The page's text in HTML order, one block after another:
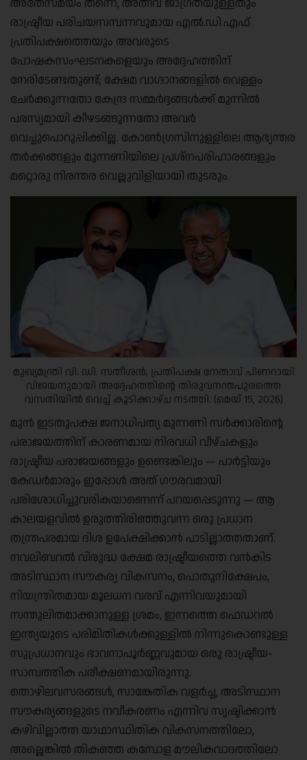
അതേസമയം തന്നെ, അതീവ ജാഗ്രതയുള്ളതും
രാഷ്ട്രീയ പരിചയസമ്പന്നവുമായ എൽ.ഡി.എഫ്
പ്രതിപക്ഷത്തെയും അവരുടെ
പോഷകസംഘടനകളെയും അദ്ദേഹത്തിന്
നേരിടേണ്ടതുണ്ട്; ക്ഷേമ വാഗ്ദാനങ്ങളിൽ വെള്ളം
ചേർക്കുന്നതോ കേന്ദ്ര സമ്മർദ്ദങ്ങൾക്ക് മുന്നിൽ
പരസ്യമായി കീഴടങ്ങുന്നതോ അവർ
വെച്ചുപൊറുപ്പിക്കില്ല. കോൺഗ്രസിനുള്ളിലെ ആഭ്യന്തര
തർക്കങ്ങളും മുന്നണിയിലെ പ്രശ്നപരിഹാരങ്ങളും
മറ്റൊരു നിരന്തര വെല്ലുവിളിയായി തുടരും.
മുഖ്യമന്ത്രി വി. ഡി. സതീശൻ, പ്രതിപക്ഷ നേതാവ് പിണറായി
വിജയനുമായി അദ്ദേഹത്തിന്റെ തിരുവനന്തപുരത്തെ
വസതിയിൽ വെച്ച് കൂടിക്കാഴ്ച നടത്തി. (മെയ് 15, 2026)
മുൻ ഇടതുപക്ഷ ജനാധിപത്യ മുന്നണി സർക്കാരിന്റെ
പരാജയത്തിന് കാരണമായ നിരവധി വീഴ്ചകളും
രാഷ്ട്രീയ പരാജയങ്ങളും ഉണ്ടെങ്കിലും — പാർട്ടിയും
കേഡർമാരും ഇപ്പോൾ അത് ഗൗരവമായി
പരിശോധിച്ചുവരികയാണെന്ന് പറയപ്പെടുന്നു — ആ
കാലയളവിൽ ഉരുത്തിരിഞ്ഞുവന്ന ഒരു പ്രധാന
തന്ത്രപരമായ ദിശ ഉപേക്ഷിക്കാൻ പാടില്ലാത്തതാണ്.
നവലിബറൽ വിരുദ്ധ ക്ഷേമ രാഷ്ട്രീയത്തെ വൻകിട
അടിസ്ഥാന സൗകര്യ വികസനം, പൊതുനിക്ഷേപം,
നിയന്ത്രിതമായ മൂലധന വരവ് എന്നിവയുമായി
സന്തുലിതമാക്കാനുള്ള ശ്രമം, ഇന്നത്തെ ഫെഡറൽ
ഇന്ത്യയുടെ പരിമിതികൾക്കുള്ളിൽ നിന്നുകൊണ്ടുള്ള
സുപ്രധാനവും ഭാവനാപൂർണ്ണവുമായ ഒരു രാഷ്ട്രീയ-
സാമ്പത്തിക പരീക്ഷണമായിരുന്നു.
തൊഴിലവസരങ്ങൾ, സാങ്കേതിക വളർച്ച, അടിസ്ഥാന
സൗകര്യങ്ങളുടെ നവീകരണം എന്നിവ സൃഷ്ടിക്കാൻ
കഴിവില്ലാത്ത യാഥാസ്ഥിതിക വികസനത്തിലോ,
അല്ലെങ്കിൽ തികഞ്ഞ കമ്പോള മൗലികവാദത്തിലോ